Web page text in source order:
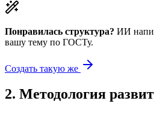
Понравилась структура? ИИ
вашу тему по ГОСТу.
Создать такую же
2. Методология